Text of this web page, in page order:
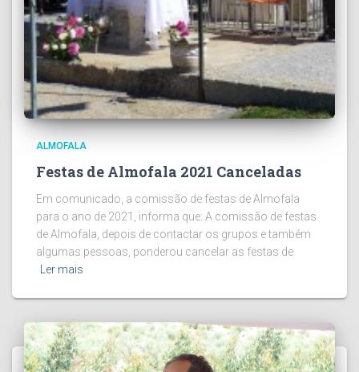
ALMOFALA
Festas de Almofala 2021 Canceladas
Em comunicado, a comissão de festas de Almofala
para o ano de 2021, informa que: A comissão de festas
de Almofala, depois de contactar os grupos e também
algumas pessoas, ponderou cancelar as festas de
Ler mais